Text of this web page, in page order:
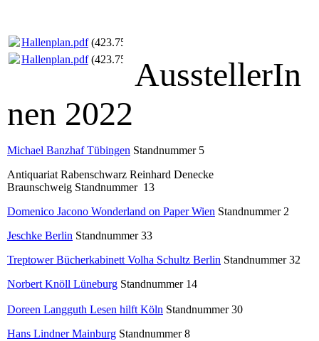
Hallenplan.pdf(423.75KB)
Hallenplan.pdf(423.75KB)AusstellerIn
nen 2022
Michael Banzhaf Tübingen Standnummer 5
Antiquariat Rabenschwarz Reinhard Denecke
Braunschweig Standnummer 13
Domenico Jacono Wonderland on Paper Wien Standnummer 2
Jeschke Berlin Standnummer 33
Treptower Bücherkabinett Volha Schultz Berlin Standnummer 32
Norbert Knöll Lüneburg Standnummer 14
Doreen Langguth Lesen hilft Köln Standnummer 30
Hans Lindner Mainburg Standnummer 8